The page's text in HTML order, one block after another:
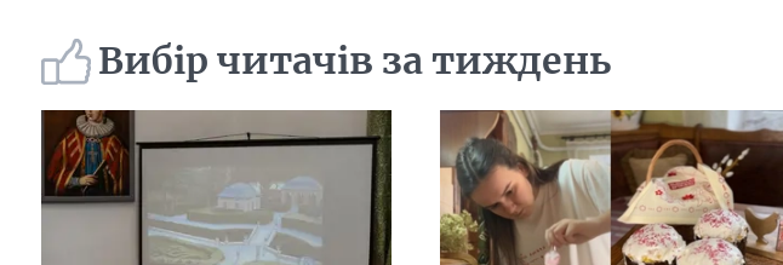
Вибір читачів за тиждень